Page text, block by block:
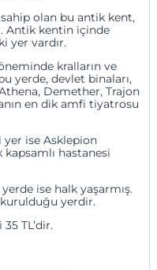
olan bu antik kent,
Antik kentin içinde
yer vardır.
kralların ve
yerde, devlet binaları,
Demether, Trajon
en dik amfi tiyatrosu
ise Asklepion
kapsamlı hastanesi
ise halk yaşarmış.
yerdir.
TL’dir.